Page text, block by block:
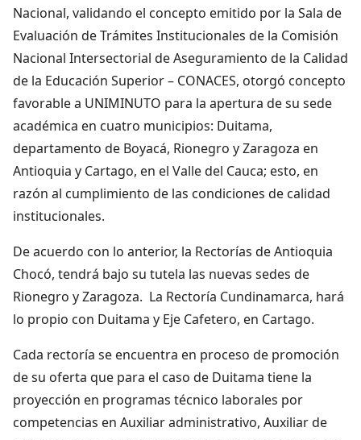
Nacional, validando el concepto emitido por la Sala de
Evaluación de Trámites Institucionales de la Comisión
Nacional Intersectorial de Aseguramiento de la Calidad
de la Educación Superior – CONACES, otorgó concepto
favorable a UNIMINUTO para la apertura de su sede
académica en cuatro municipios: Duitama,
departamento de Boyacá, Rionegro y Zaragoza en
Antioquia y Cartago, en el Valle del Cauca; esto, en
razón al cumplimiento de las condiciones de calidad
institucionales.
De acuerdo con lo anterior, la Rectorías de Antioquia
Chocó, tendrá bajo su tutela las nuevas sedes de
Rionegro y Zaragoza. La Rectoría Cundinamarca, hará
lo propio con Duitama y Eje Cafetero, en Cartago.
Cada rectoría se encuentra en proceso de promoción
de su oferta que para el caso de Duitama tiene la
proyección en programas técnico laborales por
competencias en Auxiliar administrativo, Auxiliar de